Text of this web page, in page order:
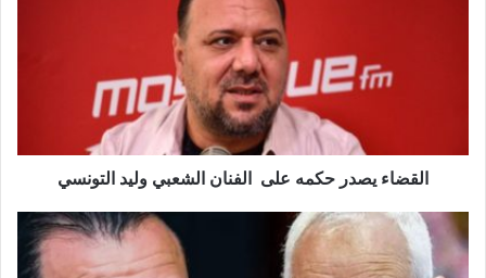
القضاء يصدر حكمه على الفنان الشعبي وليد التونسي
إحالة
الغنوشي
على